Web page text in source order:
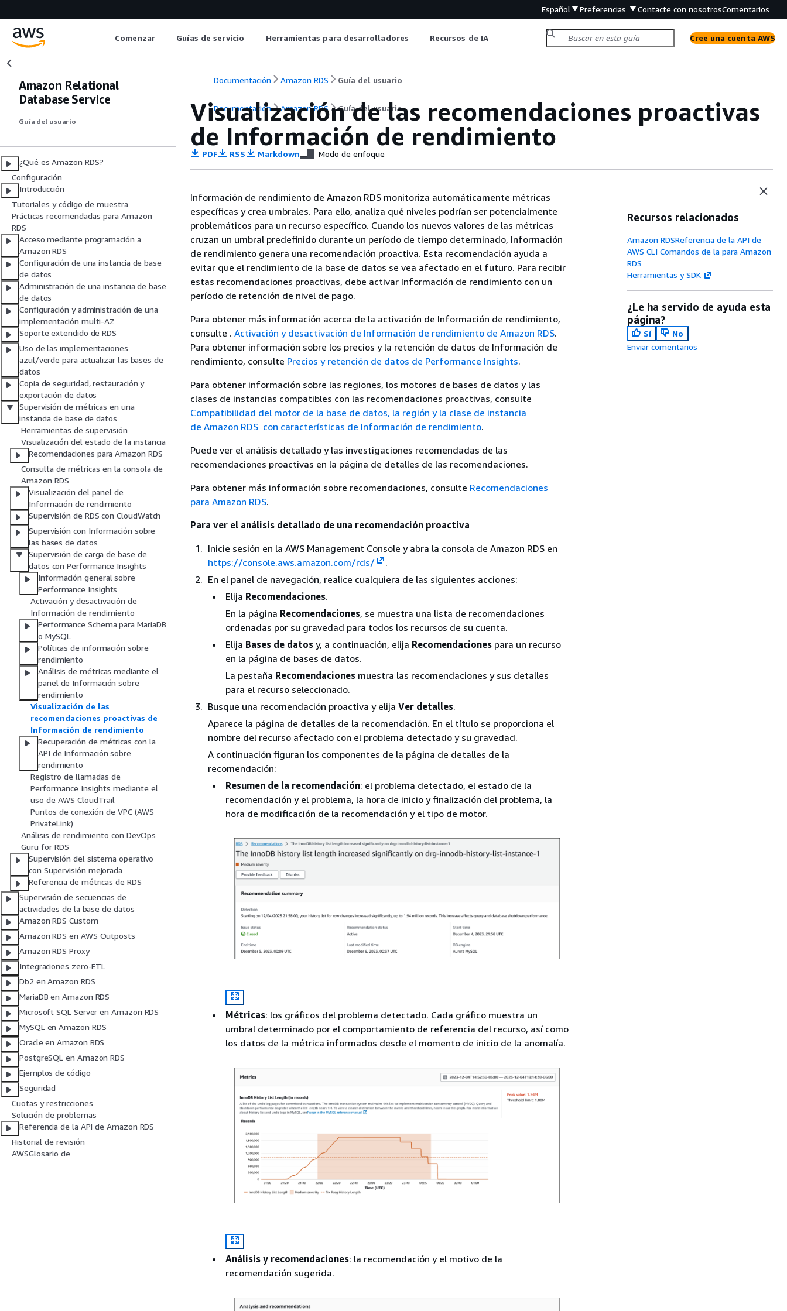
Español Preferencias Contacte con nosotrosComentarios
Comenzar Guías de servicio Herramientas para desarrolladores Recursos de IA Cree una cuenta AWS
Amazon Relational
Database Service
Guía del usuario
¿Qué es Amazon RDS?
Configuración
Introducción
Tutoriales y código de muestra
Prácticas recomendadas para Amazon
RDS
Acceso mediante programación a
Amazon RDS
Configuración de una instancia de base
de datos
Administración de una instancia de base
de datos
Configuración y administración de una
implementación multi-AZ
Soporte extendido de RDS
Uso de las implementaciones
azul/verde para actualizar las bases de
datos
Copia de seguridad, restauración y
exportación de datos
Supervisión de métricas en una
instancia de base de datos
Herramientas de supervisión
Visualización del estado de la instancia
Recomendaciones para Amazon RDS
Consulta de métricas en la consola de
Amazon RDS
Visualización del panel de
Información de rendimiento
Supervisión de RDS con CloudWatch
Supervisión con Información sobre
las bases de datos
Supervisión de carga de base de
datos con Performance Insights
Información general sobre
Performance Insights
Activación y desactivación de
Información de rendimiento
Performance Schema para MariaDB
o MySQL
Políticas de información sobre
rendimiento
Análisis de métricas mediante el
panel de Información sobre
rendimiento
Visualización de las
recomendaciones proactivas de
Información de rendimiento
Recuperación de métricas con la
API de Información sobre
rendimiento
Registro de llamadas de
Performance Insights mediante el
uso de AWS CloudTrail
Puntos de conexión de VPC (AWS
PrivateLink)
Análisis de rendimiento con DevOps
Guru for RDS
Supervisión del sistema operativo
con Supervisión mejorada
Referencia de métricas de RDS
Supervisión de secuencias de
actividades de la base de datos
Amazon RDS Custom
Amazon RDS en AWS Outposts
Amazon RDS Proxy
Integraciones zero-ETL
Db2 en Amazon RDS
MariaDB en Amazon RDS
Microsoft SQL Server en Amazon RDS
MySQL en Amazon RDS
Oracle en Amazon RDS
PostgreSQL en Amazon RDS
Ejemplos de código
Seguridad
Cuotas y restricciones
Solución de problemas
Referencia de la API de Amazon RDS
Historial de revisión
AWSGlosario de
Documentación Amazon RDS Guía del usuario
Documentación Amazon RDS Guía del usuario
Visualización de las recomendaciones proactivas
de Información de rendimiento
PDF RSS Markdown Modo de enfoque
Información de rendimiento de Amazon RDS monitoriza automáticamente métricas
específicas y crea umbrales. Para ello, analiza qué niveles podrían ser potencialmente
problemáticos para un recurso específico. Cuando los nuevos valores de las métricas
cruzan un umbral predefinido durante un período de tiempo determinado, Información
de rendimiento genera una recomendación proactiva. Esta recomendación ayuda a
evitar que el rendimiento de la base de datos se vea afectado en el futuro. Para recibir
estas recomendaciones proactivas, debe activar Información de rendimiento con un
período de retención de nivel de pago.
Para obtener más información acerca de la activación de Información de rendimiento,
consulte . Activación y desactivación de Información de rendimiento de Amazon RDS.
Para obtener información sobre los precios y la retención de datos de Información de
rendimiento, consulte Precios y retención de datos de Performance Insights.
Para obtener información sobre las regiones, los motores de bases de datos y las
clases de instancias compatibles con las recomendaciones proactivas, consulte
Compatibilidad del motor de la base de datos, la región y la clase de instancia
de Amazon RDS con características de Información de rendimiento.
Puede ver el análisis detallado y las investigaciones recomendadas de las
recomendaciones proactivas en la página de detalles de las recomendaciones.
Para obtener más información sobre recomendaciones, consulte Recomendaciones
para Amazon RDS.
Para ver el análisis detallado de una recomendación proactiva
Inicie sesión en la AWS Management Console y abra la consola de Amazon RDS en
https://console.aws.amazon.com/rds/
.
En el panel de navegación, realice cualquiera de las siguientes acciones:
Elija Recomendaciones.
En la página Recomendaciones, se muestra una lista de recomendaciones
ordenadas por su gravedad para todos los recursos de su cuenta.
Elija Bases de datos y, a continuación, elija Recomendaciones para un recurso
en la página de bases de datos.
La pestaña Recomendaciones muestra las recomendaciones y sus detalles
para el recurso seleccionado.
Busque una recomendación proactiva y elija Ver detalles.
Aparece la página de detalles de la recomendación. En el título se proporciona el
nombre del recurso afectado con el problema detectado y su gravedad.
A continuación figuran los componentes de la página de detalles de la
recomendación:
Resumen de la recomendación: el problema detectado, el estado de la
recomendación y el problema, la hora de inicio y finalización del problema, la
hora de modificación de la recomendación y el tipo de motor.
Métricas: los gráficos del problema detectado. Cada gráfico muestra un
umbral determinado por el comportamiento de referencia del recurso, así como
los datos de la métrica informados desde el momento de inicio de la anomalía.
Análisis y recomendaciones: la recomendación y el motivo de la
recomendación sugerida.
Recursos relacionados
Amazon RDSReferencia de la API de
AWS CLI Comandos de la para Amazon
RDS
Herramientas y SDK
¿Le ha servido de ayuda esta
página?
Sí
No
Enviar comentarios